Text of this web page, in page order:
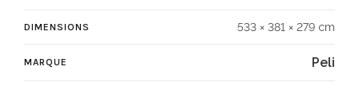
DIMENSIONS 533 × 381 × 279 cm
MARQUE Peli